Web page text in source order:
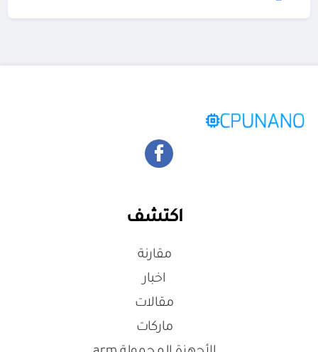
اكتشف
مقارنة
اخبار
مقالات
ماركات